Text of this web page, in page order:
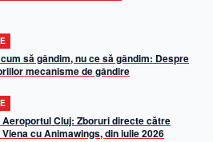
să gândim, nu ce să gândim: Despre
mecanisme de gândire
Aeroportul Cluj: Zboruri directe către
cu Animawings, din iulie 2026